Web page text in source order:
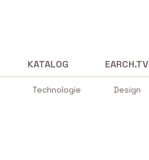
Technologie Design
KATALOG EARCH.TV